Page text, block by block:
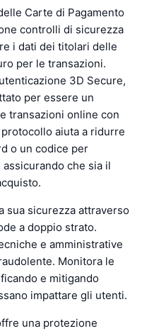
Carte di Pagamento
controlli di sicurezza
i dati dei titolari delle
per le transazioni.
3D Secure,
per essere un
transazioni online con
aiuta a ridurre
o un codice per
che sia il
sua sicurezza attraverso
a doppio strato.
e amministrative
Monitora le
e mitigando
impattare gli utenti.
una protezione